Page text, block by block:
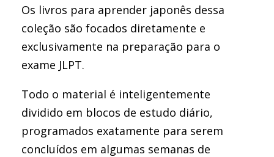
Os livros para aprender japonês dessa
coleção são focados diretamente e
exclusivamente na preparação para o
exame JLPT.
Todo o material é inteligentemente
dividido em blocos de estudo diário,
programados exatamente para serem
concluídos em algumas semanas de